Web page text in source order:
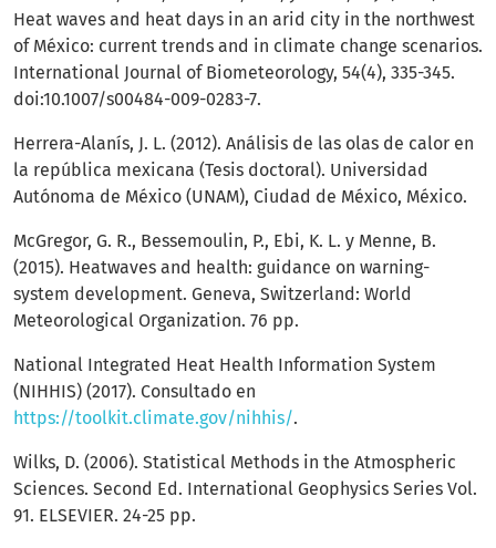
Heat waves and heat days in an arid city in the northwest
of México: current trends and in climate change scenarios.
International Journal of Biometeorology, 54(4), 335-345.
doi:10.1007/s00484-009-0283-7.
Herrera-Alanís, J. L. (2012). Análisis de las olas de calor en
la república mexicana (Tesis doctoral). Universidad
Autónoma de México (UNAM), Ciudad de México, México.
McGregor, G. R., Bessemoulin, P., Ebi, K. L. y Menne, B.
(2015). Heatwaves and health: guidance on warning-
system development. Geneva, Switzerland: World
Meteorological Organization. 76 pp.
National Integrated Heat Health Information System
(NIHHIS) (2017). Consultado en
https://toolkit.climate.gov/nihhis/.
Wilks, D. (2006). Statistical Methods in the Atmospheric
Sciences. Second Ed. International Geophysics Series Vol.
91. ELSEVIER. 24-25 pp.